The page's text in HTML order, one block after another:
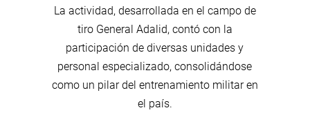
La actividad, desarrollada en el campo de
tiro General Adalid, contó con la
participación de diversas unidades y
personal especializado, consolidándose
como un pilar del entrenamiento militar en
el país.